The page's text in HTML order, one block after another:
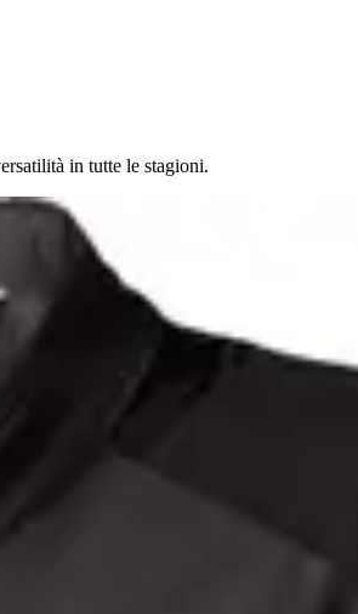
in tutte le stagioni.